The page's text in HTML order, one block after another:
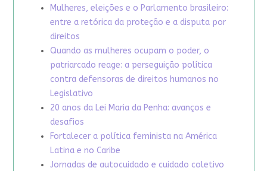
Mulheres, eleições e o Parlamento brasileiro:
entre a retórica da proteção e a disputa por
direitos
Quando as mulheres ocupam o poder, o
patriarcado reage: a perseguição política
contra defensoras de direitos humanos no
Legislativo
20 anos da Lei Maria da Penha: avanços e
desafios
Fortalecer a política feminista na América
Latina e no Caribe
Jornadas de autocuidado e cuidado coletivo